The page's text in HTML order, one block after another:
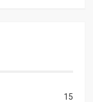
15